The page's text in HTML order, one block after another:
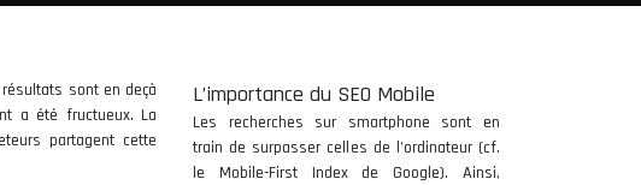
sont en deçà
a été fructueux. La
partagent cette
L’importance du SEO Mobile
Les recherches sur smartphone sont en
train de surpasser celles de l’ordinateur (cf.
le Mobile-First Index de Google). Ainsi,